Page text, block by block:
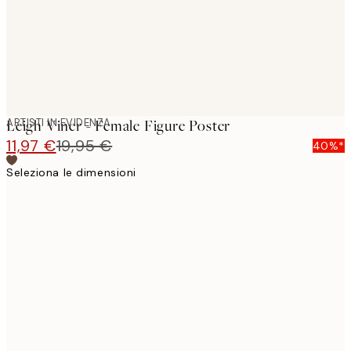
ARTISTI IN EVIDENZA
Leigh Viner - Female Figure Poster
11,97 €19,95 €
40%*
Seleziona le dimensioni